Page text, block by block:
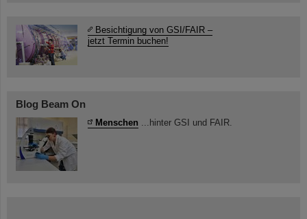
Besichtigung von GSI/FAIR –
jetzt Termin buchen!
Blog Beam On
Menschen ...hinter GSI und FAIR.